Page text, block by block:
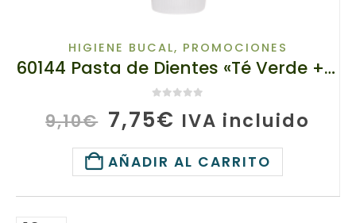
HIGIENE BUCAL, PROMOCIONES
60144 Pasta de Dientes «Té Verde + Sanchi Ginseng», TianDe 120 g
9,10€ El
precio
original
era:
9,10€.
7,75€ El
actual
es:
7,75€.
IVA incluido
AÑADIR AL CARRITO